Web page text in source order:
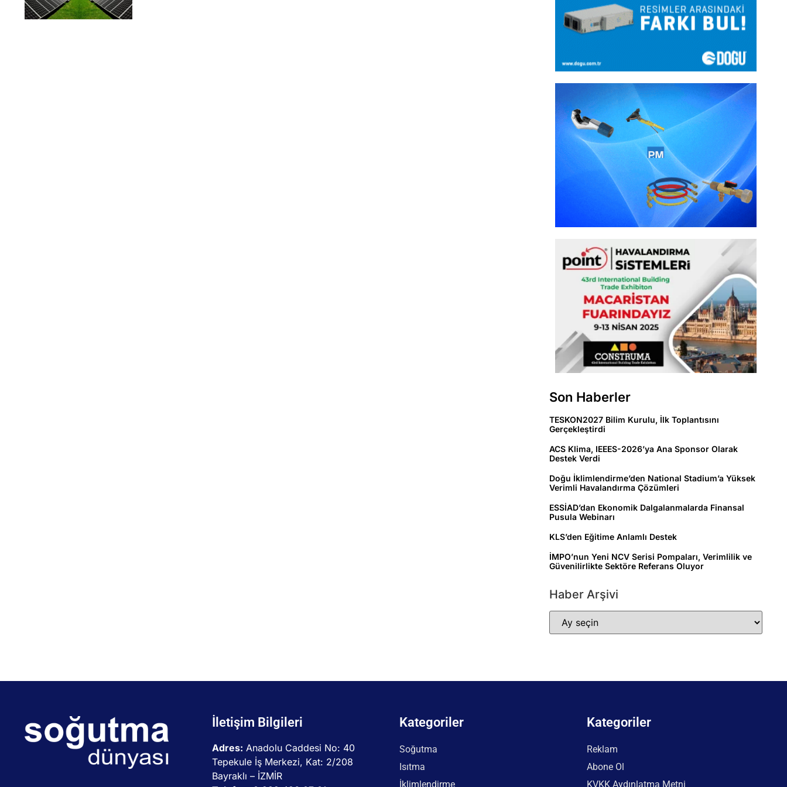
Son Haberler
TESKON2027 Bilim Kurulu, İlk Toplantısını
Gerçekleştirdi
ACS Klima, IEEES-2026’ya Ana Sponsor Olarak
Destek Verdi
Doğu İklimlendirme’den National Stadium’a Yüksek
Verimli Havalandırma Çözümleri
ESSİAD’dan Ekonomik Dalgalanmalarda Finansal
Pusula Webinarı
KLS’den Eğitime Anlamlı Destek
İMPO’nun Yeni NCV Serisi Pompaları, Verimlilik ve
Güvenilirlikte Sektöre Referans Oluyor
Haber Arşivi
İletişim Bilgileri
Adres: Anadolu Caddesi No: 40
Tepekule İş Merkezi, Kat: 2/208
Bayraklı – İZMİR
Kategoriler
Soğutma
Isıtma
İklimlendirme
Kategoriler
Reklam
Abone Ol
KVKK Aydınlatma Metni